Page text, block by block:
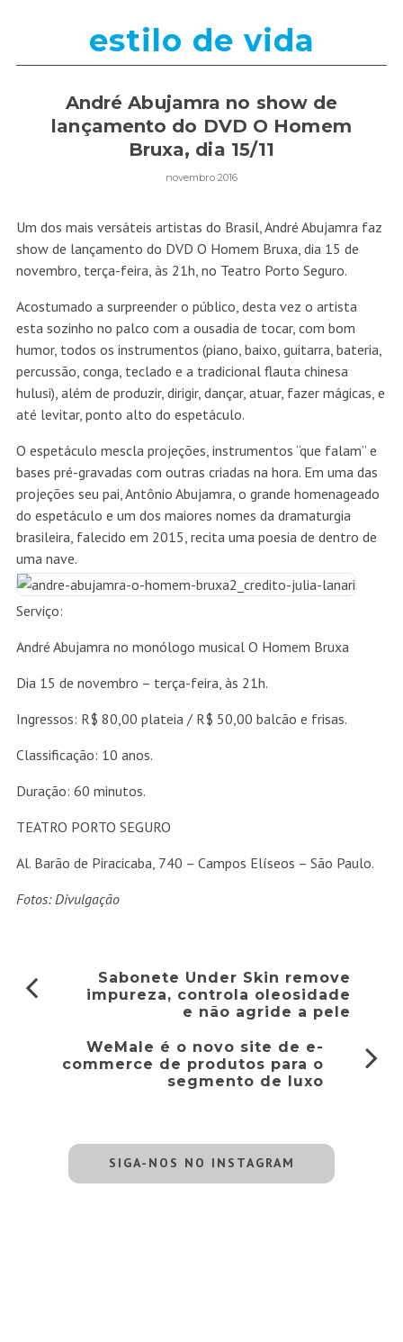
estilo de vida
André Abujamra no show de
lançamento do DVD O Homem
Bruxa, dia 15/11
novembro 2016
Um dos mais versáteis artistas do Brasil, André Abujamra faz
show de lançamento do DVD O Homem Bruxa, dia 15 de
novembro, terça-feira, às 21h, no Teatro Porto Seguro.
Acostumado a surpreender o público, desta vez o artista
esta sozinho no palco com a ousadia de tocar, com bom
humor, todos os instrumentos (piano, baixo, guitarra, bateria,
percussão, conga, teclado e a tradicional flauta chinesa
hulusi), além de produzir, dirigir, dançar, atuar, fazer mágicas, e
até levitar, ponto alto do espetáculo.
O espetáculo mescla projeções, instrumentos “que falam” e
bases pré-gravadas com outras criadas na hora. Em uma das
projeções seu pai, Antônio Abujamra, o grande homenageado
do espetáculo e um dos maiores nomes da dramaturgia
brasileira, falecido em 2015, recita uma poesia de dentro de
uma nave.
Serviço:
André Abujamra no monólogo musical O Homem Bruxa
Dia 15 de novembro – terça-feira, às 21h.
Ingressos: R$ 80,00 plateia / R$ 50,00 balcão e frisas.
Classificação: 10 anos.
Duração: 60 minutos.
TEATRO PORTO SEGURO
Al. Barão de Piracicaba, 740 – Campos Elíseos – São Paulo.
Fotos: Divulgação
Sabonete Under Skin remove
impureza, controla oleosidade
e não agride a pele
WeMale é o novo site de e-
commerce de produtos para o
segmento de luxo
SIGA-NOS NO INSTAGRAM